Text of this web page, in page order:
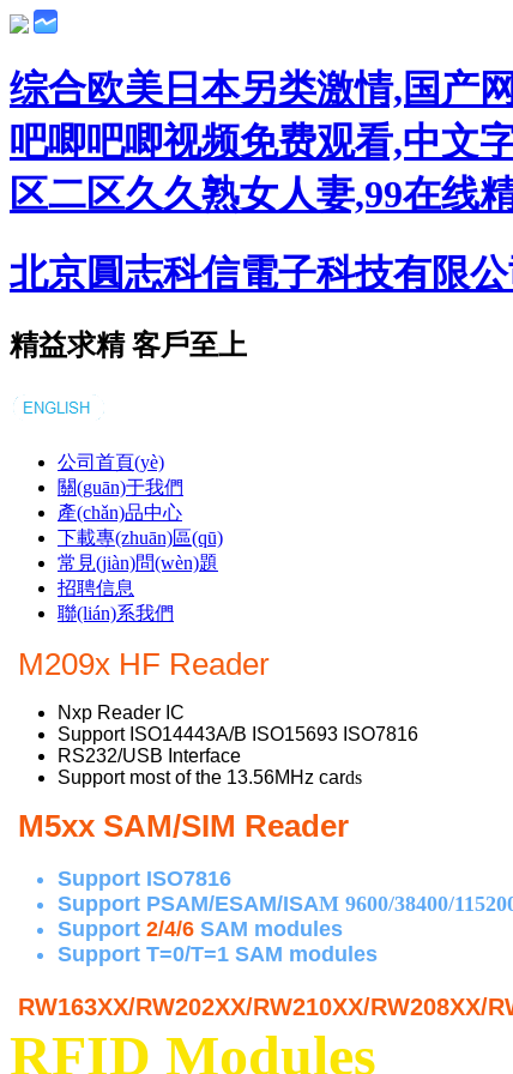
综合欧美日本另类激情,国产
吧唧吧唧视频免费观看,中文
区二区久久熟女人妻,99在线
北京圓志科信電子科技有限公
精益求精 客戶至上
公司首頁(yè)
關(guān)于我們
產(chǎn)品中心
下載專(zhuān)區(qū)
常見(jiàn)問(wèn)題
招聘信息
聯(lián)系我們
M209x HF Reader
Nxp Reader IC
Support ISO14443A/B ISO15693 ISO7816
RS232/USB Interface
Support most of the 13.56MHz cards
M5xx SAM/SIM Reader
Support ISO7816
Support PSAM/ESAM/ISAM 9600/38400/
Support 2/4/6 SAM modules
Support T=0/T=1 SAM modules
RW163XX/RW202XX/RW210XX/RW208XX/
RFID Modules